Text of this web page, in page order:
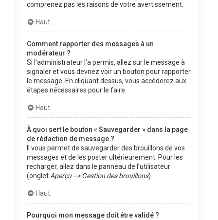
comprenez pas les raisons de votre avertissement.
Haut
Comment rapporter des messages à un
modérateur ?
Si l’administrateur l’a permis, allez sur le message à
signaler et vous devriez voir un bouton pour rapporter
le message. En cliquant dessus, vous accéderez aux
étapes nécessaires pour le faire.
Haut
À quoi sert le bouton « Sauvegarder » dans la page
de rédaction de message ?
Il vous permet de sauvegarder des brouillons de vos
messages et de les poster ultérieurement. Pour les
recharger, allez dans le panneau de l’utilisateur
(onglet Aperçu --> Gestion des brouillons).
Haut
Pourquoi mon message doit être validé ?